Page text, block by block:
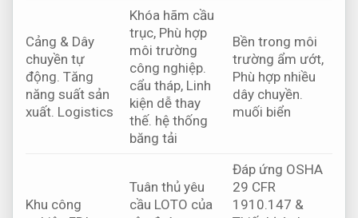
Cảng & Dây
chuyền tự
động. Tăng
năng suất sản
xuất. Logistics
Khóa hãm cầu
trục, Phù hợp
môi trường
công nghiệp.
cẩu tháp, Linh
kiện dễ thay
thế. hệ thống
băng tải
Bền trong môi
trường ẩm ướt,
Phù hợp nhiều
dây chuyền.
muối biển
Khu công
Tuân thủ yêu
cầu LOTO của
Đáp ứng OSHA
29 CFR
1910.147 &